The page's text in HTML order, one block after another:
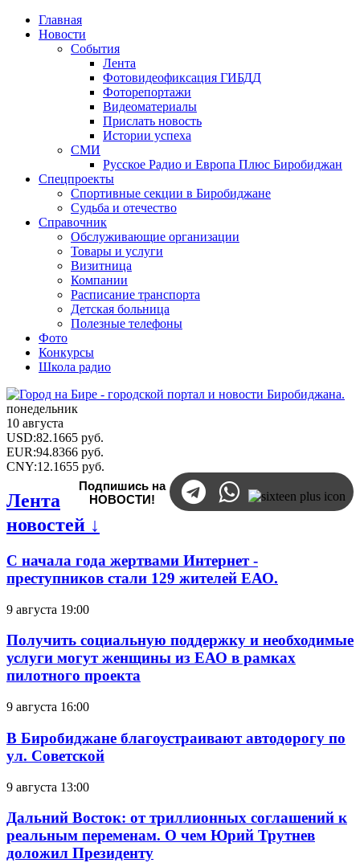
Главная
Новости
События
Лента
Фотовидеофиксация ГИБДД
Фоторепортажи
Видеоматериалы
Прислать новость
Истории успеха
СМИ
Русское Радио и Европа Плюс Биробиджан
Спецпроекты
Спортивные секции в Биробиджане
Судьба и отечество
Справочник
Обслуживающие организации
Товары и услуги
Визитница
Компании
Расписание транспорта
Детская больница
Полезные телефоны
Фото
Конкурсы
Школа радио
понедельник
10 августа
USD:82.1665 руб.
EUR:94.8366 руб.
CNY:12.1655 руб.
Подпишись на
НОВОСТИ!
Лента
новостей ↓
С начала года жертвами Интернет -
преступников стали 129 жителей ЕАО.
9 августа 19:00
Получить социальную поддержку и необходимые
услуги могут женщины из ЕАО в рамках
пилотного проекта
9 августа 16:00
В Биробиджане благоустраивают автодорогу по
ул. Советской
9 августа 13:00
Дальний Восток: от триллионных соглашений к
реальным переменам. О чем Юрий Трутнев
доложил Президенту